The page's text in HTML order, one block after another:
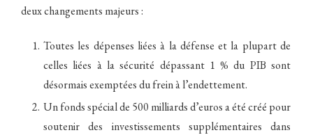
deux changements majeurs :
Toutes les dépenses liées à la défense et la plupart de
celles liées à la sécurité dépassant 1 % du PIB sont
désormais exemptées du frein à l’endettement.
Un fonds spécial de 500 milliards d’euros a été créé pour
soutenir des investissements supplémentaires dans